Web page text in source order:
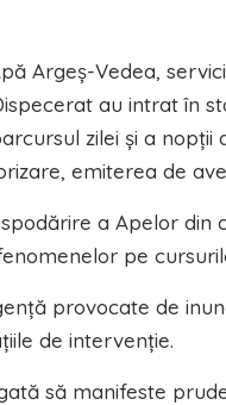
Argeș-Vedea,
au intrat în
zilei și a
emiterea de
a Apelor din
pe
provocate de
de intervenție.
să manifeste